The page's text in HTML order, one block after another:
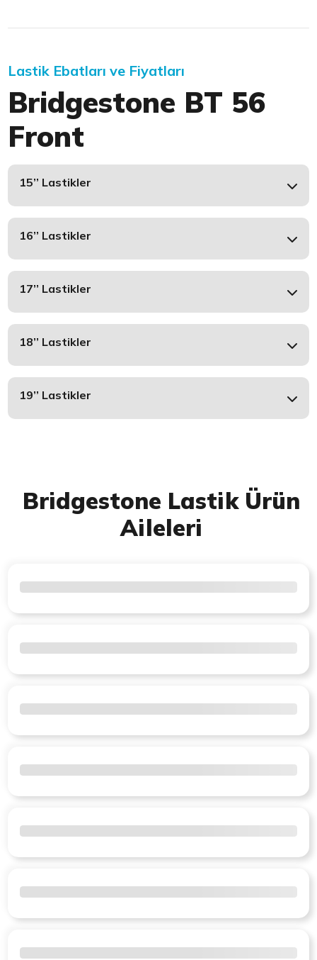
Lastik Ebatları ve Fiyatları
Bridgestone BT 56
Front
15’’ Lastikler
16’’ Lastikler
17’’ Lastikler
18’’ Lastikler
19’’ Lastikler
Bridgestone Lastik Ürün
Aileleri